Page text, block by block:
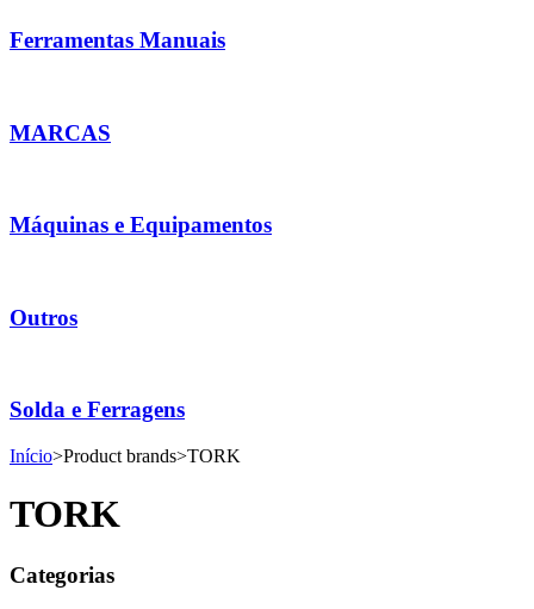
Ferramentas Manuais
MARCAS
Máquinas e Equipamentos
Outros
Solda e Ferragens
Início>Product brands>TORK
TORK
Categorias